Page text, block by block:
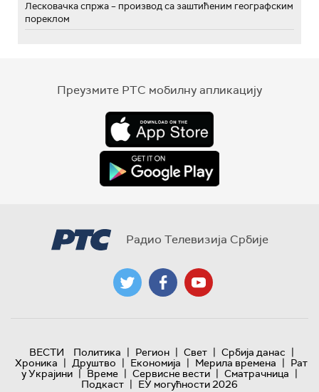
Лесковачка спржа – производ са заштићеним географским
пореклом
Преузмите РТС мобилну апликацију
Радио Телевизија Србије
ВЕСТИ Политика | Регион | Свет | Србија данас |
Хроника | Друштво | Економија | Мерила времена | Рат
у Украјини | Време | Сервисне вести | Сматрачница |
Подкаст | ЕУ могућности 2026